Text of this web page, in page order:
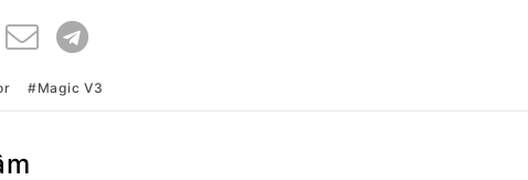
Magic V3